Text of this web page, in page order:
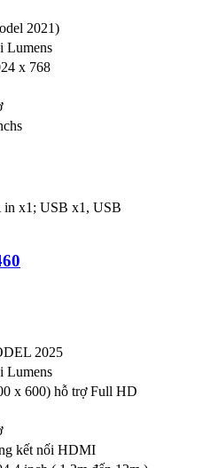
2021)
Lumens
x 768
x1; USB x1, USB
2025
Lumens
x 600) hỗ trợ Full HD
kết nối HDMI